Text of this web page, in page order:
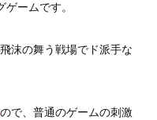
ームです。
沫の舞う戦場でド派手な
ので、普通のゲームの刺激